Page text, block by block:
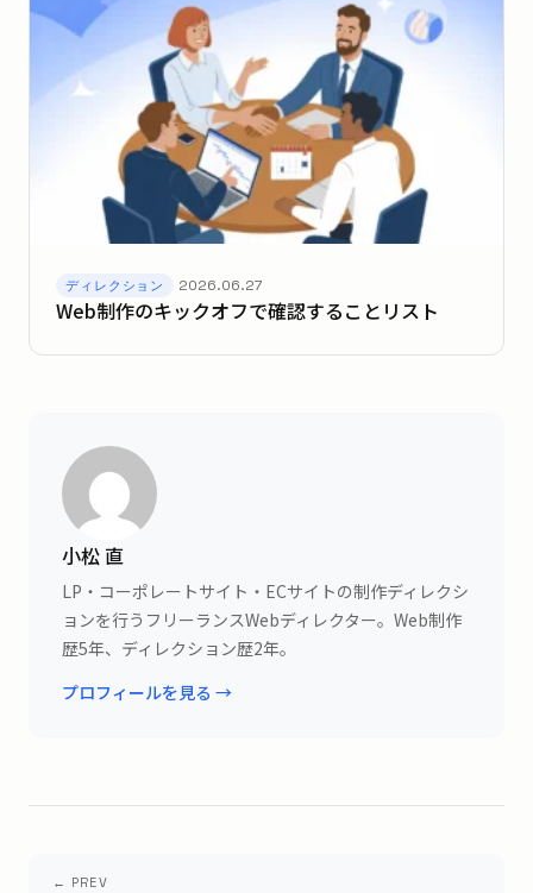
ディレクション 2026.06.27
Web制作のキックオフで確認することリスト
小松 直
LP・コーポレートサイト・ECサイトの制作ディレクシ
ョンを行うフリーランスWebディレクター。Web制作
歴5年、ディレクション歴2年。
プロフィールを見る →
← PREV